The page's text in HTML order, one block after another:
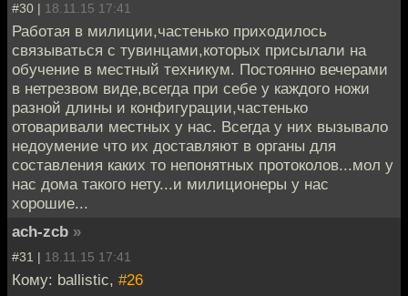
#30 | 18.11.15 17:41
Работая в милиции,частенько приходилось
связываться с тувинцами,которых присылали на
обучение в местный техникум. Постоянно вечерами
в нетрезвом виде,всегда при себе у каждого ножи
разной длины и конфигурации,частенько
отоваривали местных у нас. Всегда у них вызывало
недоумение что их доставляют в органы для
составления каких то непонятных протоколов...мол у
нас дома такого нету...и милиционеры у нас
хорошие...
ach-zcb »
#31 | 18.11.15 17:41
Кому: ballistic, #26